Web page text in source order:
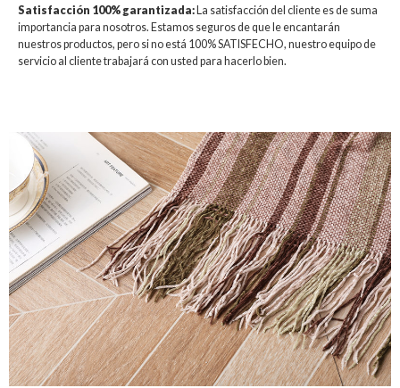
Satisfacción 100% garantizada:La satisfacción del cliente es de suma
importancia para nosotros. Estamos seguros de que le encantarán
nuestros productos, pero si no está 100% SATISFECHO, nuestro equipo de
servicio al cliente trabajará con usted para hacerlo bien.